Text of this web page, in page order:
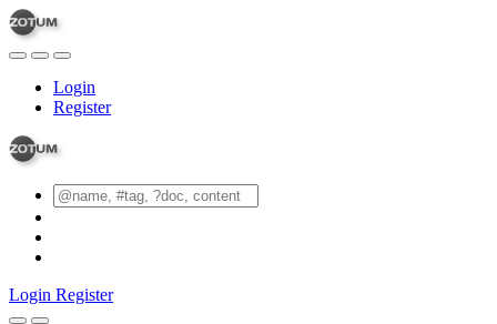
Login
Register
Login Register